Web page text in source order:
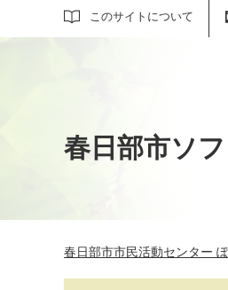
このサイトについて
サイト内検索
春日部市ソ
春日部市市民活動センター